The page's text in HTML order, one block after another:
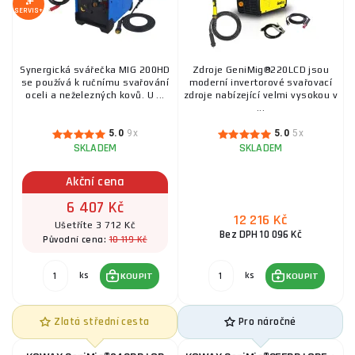
KOWAX GeniMig®220LCD + Hořák + Kabely + Red.
Ventil + Kukla
SKLADEM 12 216 Kč
Invertorová svářečka Mig 200 Smart + Hořák +
Kabely
SKLADEM KOUPIT 5 355 Kč
SERVIS+
Synergická svářečka MIG 200HD
se používá k ručnímu svařování
oceli a neželezných kovů. U ...
5.0 9x
SKLADEM
Akční cena
6 407 Kč
Ušetříte 3 712 Kč
Původní cena:10 119 Kč
ks KOUPIT
Zdroje GeniMig®220LCD jsou
moderní invertorové svařovací
zdroje nabízející velmi vysokou v
...
5.0 5x
SKLADEM
12 216 Kč
Bez DPH 10 096 Kč
ks KOUPIT
Zlatá střední cesta Pro náročné